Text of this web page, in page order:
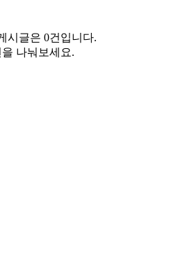
시글은 0건입니다.
나눠보세요.